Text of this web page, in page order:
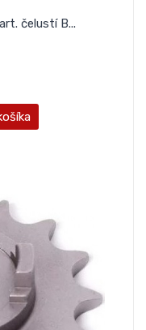
čelustí B...